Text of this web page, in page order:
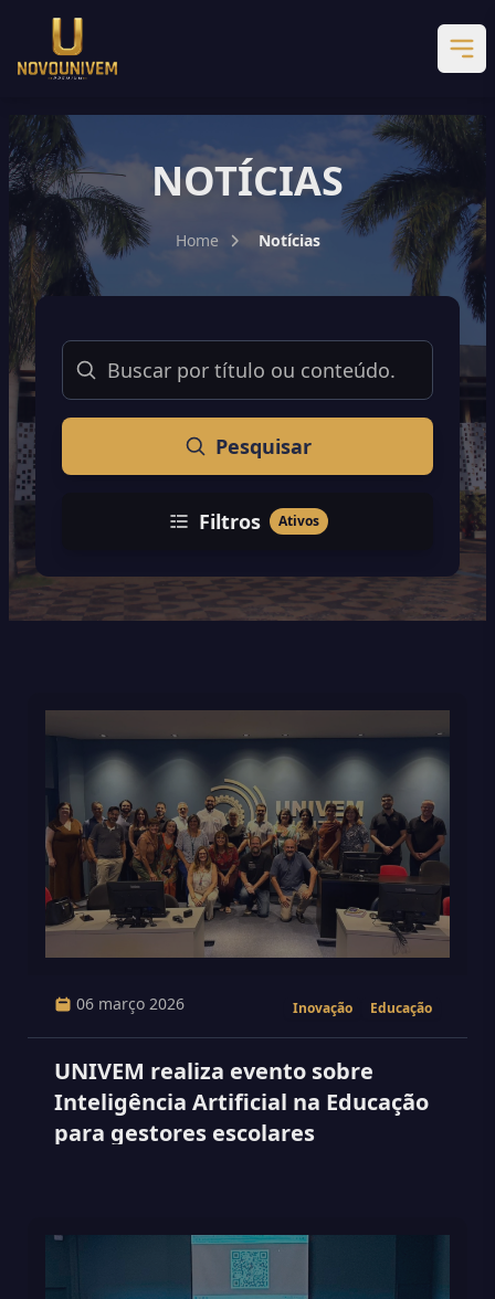
NOTÍCIAS
Home Notícias
Buscar
Pesquisar
Filtros Ativos
06 março 2026 Inovação Educação
UNIVEM realiza evento sobre
Inteligência Artificial na Educação
para gestores escolares